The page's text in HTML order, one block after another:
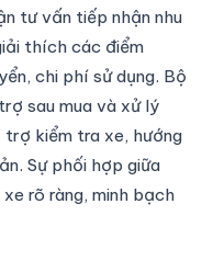
tư vấn tiếp nhận nhu
thích các điểm
chi phí sử dụng. Bộ
sau mua và xử lý
kiểm tra xe, hướng
Sự phối hợp giữa
rõ ràng, minh bạch